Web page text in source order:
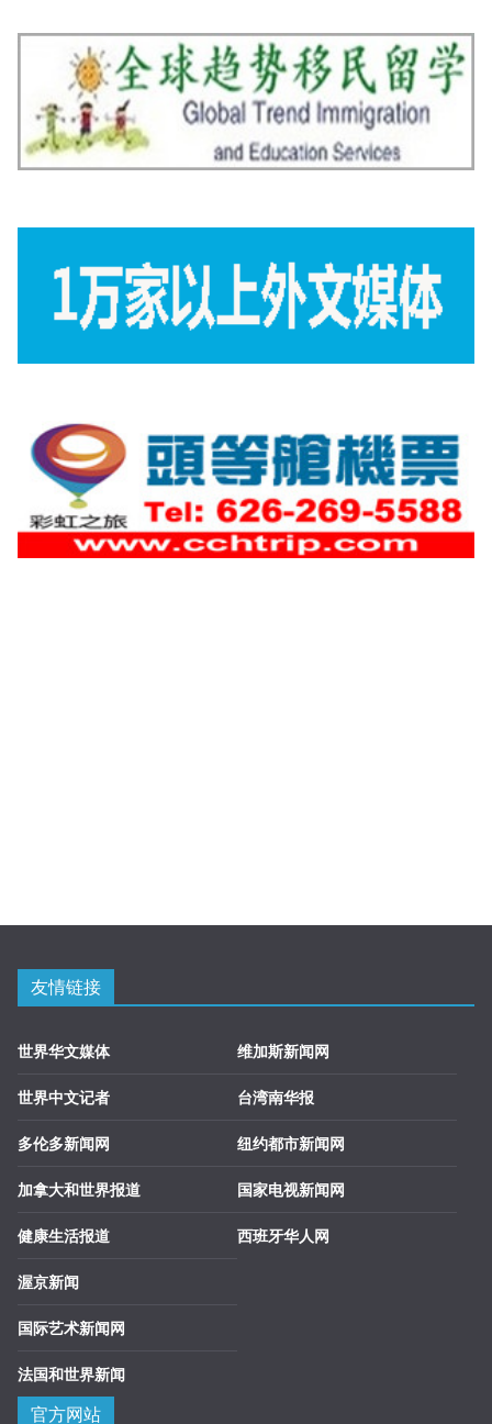
友情链接
世界华文媒体
世界中文记者
多伦多新闻网
加拿大和世界报道
健康生活报道
渥京新闻
国际艺术新闻网
法国和世界新闻
维加斯新闻网
台湾南华报
纽约都市新闻网
国家电视新闻网
西班牙华人网
官方网站